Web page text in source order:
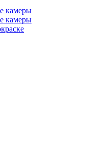
камеры
камеры